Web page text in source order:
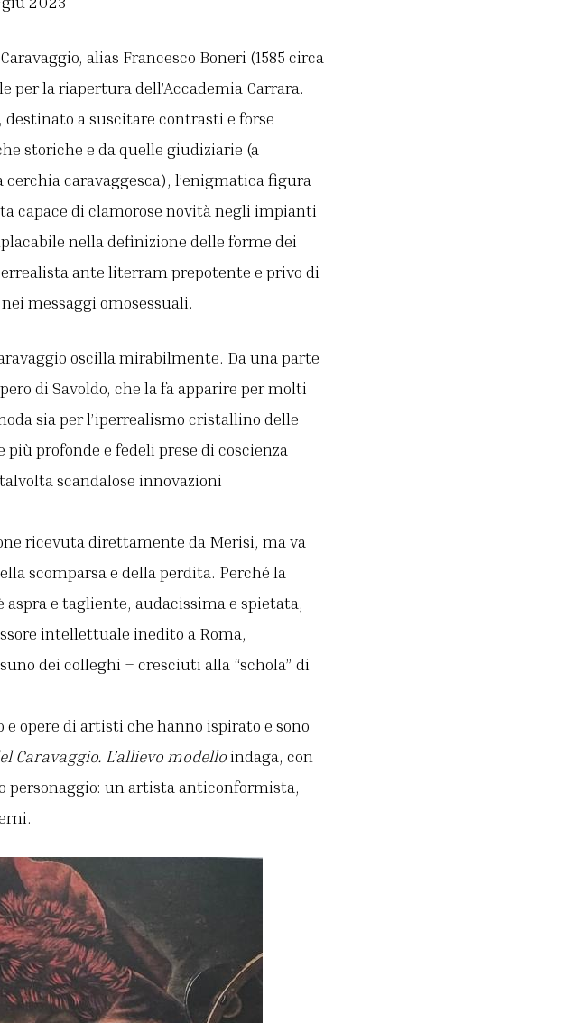
alias Francesco Boneri (1585 circa
per la riapertura dell’Accademia Carrara.
a suscitare contrasti e forse
storiche e da quelle giudiziarie (a
caravaggesca), l’enigmatica figura
capace di clamorose novità negli impianti
nella definizione delle forme dei
ante literram prepotente e privo di
messaggi omosessuali.
oscilla mirabilmente. Da una parte
di Savoldo, che la fa apparire per molti
sia per l’iperrealismo cristallino delle
profonde e fedeli prese di coscienza
scandalose innovazioni
ricevuta direttamente da Merisi, ma va
scomparsa e della perdita. Perché la
e tagliente, audacissima e spietata,
intellettuale inedito a Roma,
dei colleghi – cresciuti alla “schola” di
opere di artisti che hanno ispirato e sono
Caravaggio. L’allievo modelloindaga, con
personaggio: un artista anticonformista,